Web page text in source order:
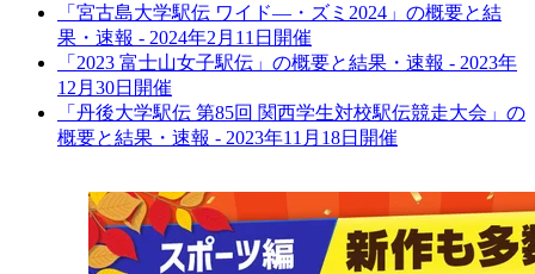
「宮古島大学駅伝 ワイド―・ズミ2024」の概要と結
果・速報 - 2024年2月11日開催
「2023 富⼠⼭⼥⼦駅伝」の概要と結果・速報 - 2023年
12月30日開催
「丹後大学駅伝 第85回 関西学生対校駅伝競走大会」の
概要と結果・速報 - 2023年11月18日開催